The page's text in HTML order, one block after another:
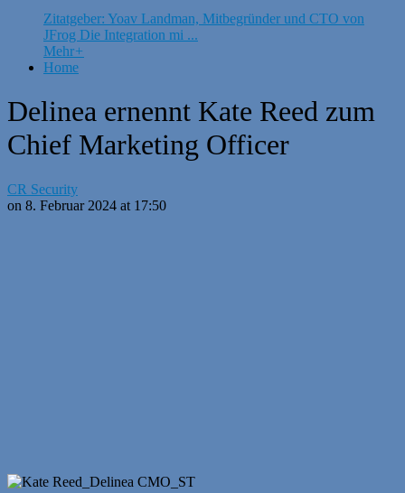
Zitatgeber: Yoav Landman, Mitbegründer und CTO von
JFrog Die Integration mi ...
Mehr+
Home
Delinea ernennt Kate Reed zum
Chief Marketing Officer
CR Security
on 8. Februar 2024 at 17:50